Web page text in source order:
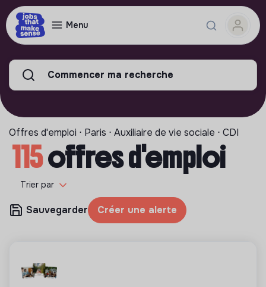
Menu
Commencer ma recherche
Offres d'emploi ⋅ Paris ⋅ Auxiliaire de vie sociale ⋅ CDI
115offres d'emploi
Trier par
Sauvegarder Créer une alerte